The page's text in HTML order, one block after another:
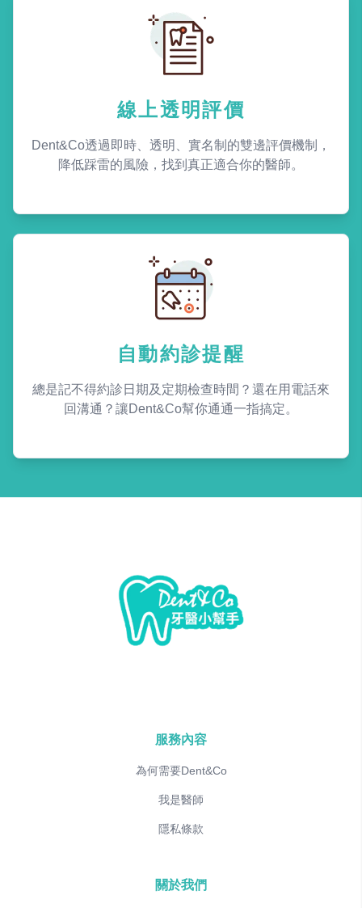
線上透明評價
Dent&Co透過即時、透明、實名制的雙邊評價機制，
降低踩雷的風險，找到真正適合你的醫師。
自動約診提醒
總是記不得約診日期及定期檢查時間？還在用電話來
回溝通？讓Dent&Co幫你通通一指搞定。
服務內容
為何需要Dent&Co
我是醫師
隱私條款
關於我們